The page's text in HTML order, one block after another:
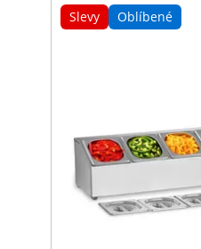
Slevy Oblíbené